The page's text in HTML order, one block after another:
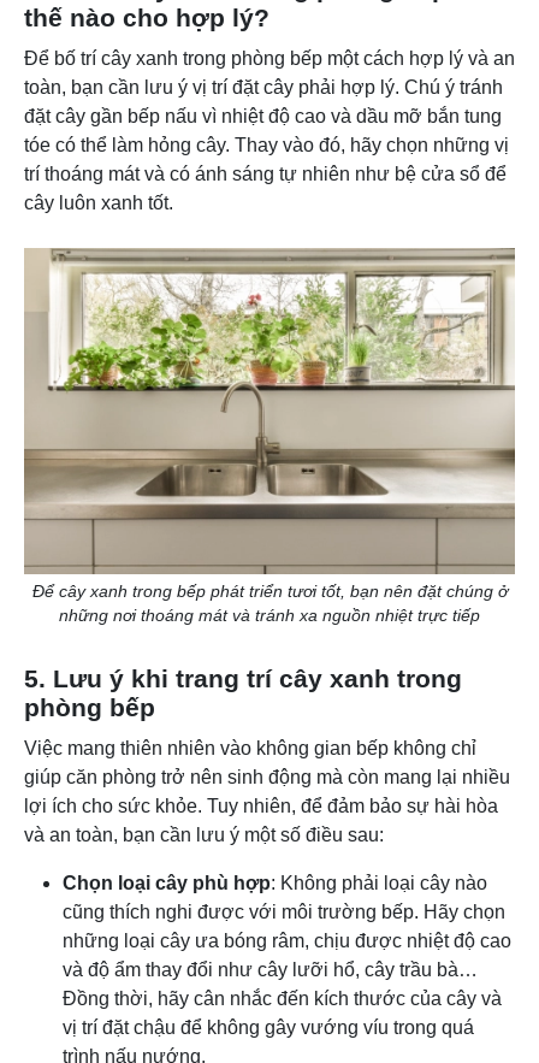
thế nào cho hợp lý?
Để bố trí cây xanh trong phòng bếp một cách hợp lý và an
toàn, bạn cần lưu ý vị trí đặt cây phải hợp lý. Chú ý tránh
đặt cây gần bếp nấu vì nhiệt độ cao và dầu mỡ bắn tung
tóe có thể làm hỏng cây. Thay vào đó, hãy chọn những vị
trí thoáng mát và có ánh sáng tự nhiên như bệ cửa sổ để
cây luôn xanh tốt.
Để cây xanh trong bếp phát triển tươi tốt, bạn nên đặt chúng ở
những nơi thoáng mát và tránh xa nguồn nhiệt trực tiếp
5. Lưu ý khi trang trí cây xanh trong
phòng bếp
Việc mang thiên nhiên vào không gian bếp không chỉ
giúp căn phòng trở nên sinh động mà còn mang lại nhiều
lợi ích cho sức khỏe. Tuy nhiên, để đảm bảo sự hài hòa
và an toàn, bạn cần lưu ý một số điều sau:
Chọn loại cây phù hợp: Không phải loại cây nào
cũng thích nghi được với môi trường bếp. Hãy chọn
những loại cây ưa bóng râm, chịu được nhiệt độ cao
và độ ẩm thay đổi như cây lưỡi hổ, cây trầu bà…
Đồng thời, hãy cân nhắc đến kích thước của cây và
vị trí đặt chậu để không gây vướng víu trong quá
trình nấu nướng.